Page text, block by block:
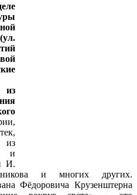
из
и
И.
и многих других.
Фёдоровича Крузенштерна